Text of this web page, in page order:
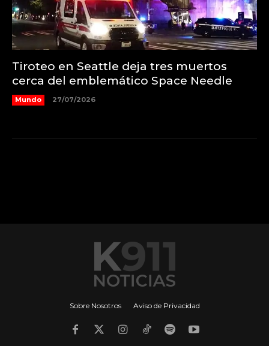
Tiroteo en Seattle deja tres muertos
cerca del emblemático Space Needle
Mundo 27/07/2026
Sobre Nosotros Aviso de Privacidad